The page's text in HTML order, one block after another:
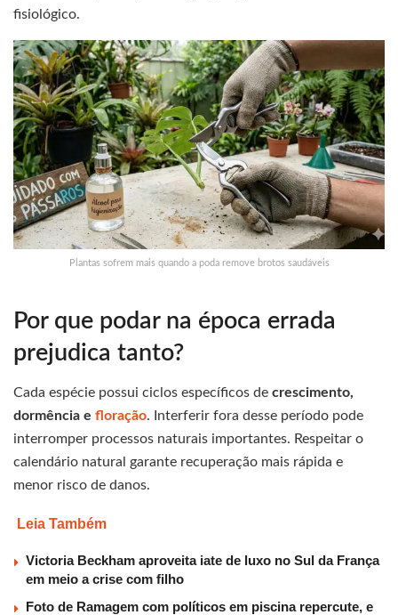
fisiológico.
Plantas sofrem mais quando a poda remove brotos saudáveis
Por que podar na época errada
prejudica tanto?
Cada espécie possui ciclos específicos de crescimento,
dormência e floração. Interferir fora desse período pode
interromper processos naturais importantes. Respeitar o
calendário natural garante recuperação mais rápida e
menor risco de danos.
Leia Também
Victoria Beckham aproveita iate de luxo no Sul da França
em meio a crise com filho
Foto de Ramagem com políticos em piscina repercute, e